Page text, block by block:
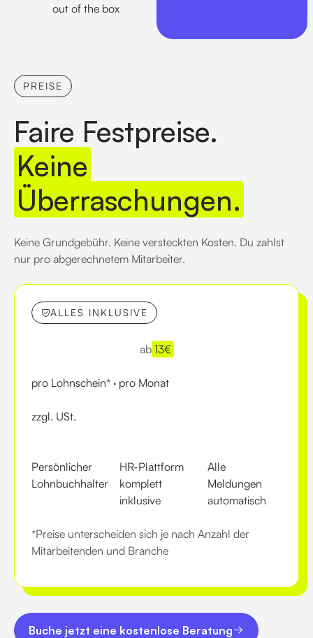
out of the box
PREISE
Faire Festpreise.
Keine
Überraschungen.
Keine Grundgebühr. Keine versteckten Kosten. Du zahlst
nur pro abgerechnetem Mitarbeiter.
ALLES INKLUSIVE
ab 13€
pro Lohnschein* · pro Monat
zzgl. USt.
Persönlicher
Lohnbuchhalter
HR-Plattform
komplett
inklusive
Alle
Meldungen
automatisch
*Preise unterscheiden sich je nach Anzahl der
Mitarbeitenden und Branche
Buche jetzt eine kostenlose Beratung
Buche jetzt eine kostenlose Beratung